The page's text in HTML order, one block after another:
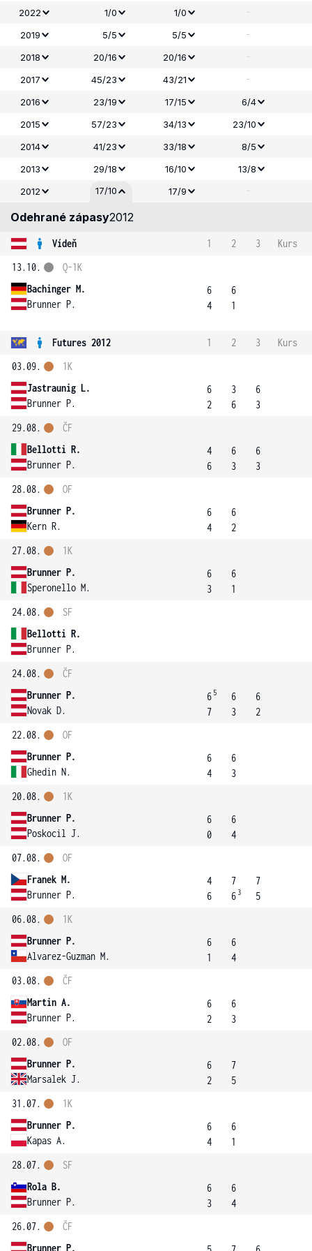
2022 1/0 1/0 -
2019 5/5 5/5 -
2018 20/16 20/16 -
2017 45/23 43/21 -
2016
23/19 17/15
6/4
2015
57/23 34/13
23/10
2014
41/23 33/18
8/5
2013
29/18 16/10
13/8
2012
17/10 17/9 -
Odehrané zápasy2012
Vídeň 1 2 3
Kurs
13.10.
Bachinger M.
Brunner P.
Q-1K
6
4
6
1
Futures 2012 1 2 3
Kurs
03.09.
Jastraunig L.
Brunner P.
1K
6
2
3
6
6
3
29.08.
Bellotti R.
Brunner P.
ČF
4
6
6
3
6
3
28.08.
Brunner P.
Kern R.
OF
6
4
6
2
27.08.
Brunner P.
Speronello M.
1K
6
3
6
1
24.08.
Bellotti R.
Brunner P.
SF
24.08.
Brunner P.
Novak D.
ČF
6 5
7
6
3
6
2
22.08.
Brunner P.
Ghedin N.
OF
6
4
6
3
20.08.
Brunner P.
Poskocil J.
1K
6
0
6
4
07.08.
Franek M.
Brunner P.
OF
4
6
7
6 3
7
5
06.08.
Brunner P.
Alvarez-Guzman M.
1K
6
1
6
4
03.08.
Martin A.
Brunner P.
ČF
6
2
6
3
02.08.
Brunner P.
Marsalek J.
OF
6
2
7
5
31.07.
Brunner P.
Kapas A.
1K
6
4
6
1
28.07.
Rola B.
Brunner P.
SF
6
3
6
4
26.07.
Brunner P.
ČF